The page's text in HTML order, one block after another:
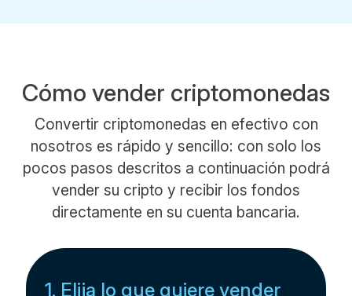
Cómo vender criptomonedas
Convertir criptomonedas en efectivo con
nosotros es rápido y sencillo: con solo los
pocos pasos descritos a continuación podrá
vender su cripto y recibir los fondos
directamente en su cuenta bancaria.
1. Elija lo que quiere vender